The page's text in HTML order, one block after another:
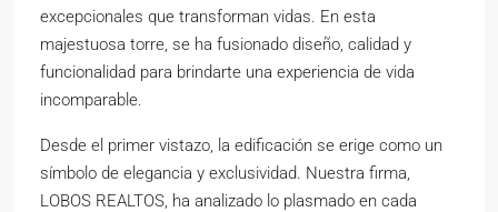
excepcionales que transforman vidas. En esta
majestuosa torre, se ha fusionado diseño, calidad y
funcionalidad para brindarte una experiencia de vida
incomparable.
Desde el primer vistazo, la edificación se erige como un
símbolo de elegancia y exclusividad. Nuestra firma,
LOBOS REALTOS, ha analizado lo plasmado en cada